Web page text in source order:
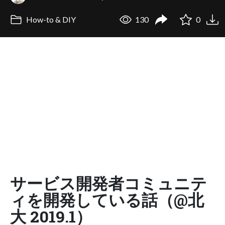
How-to & DIY 130 0
サービス開発者コミュニテ
ィを開発している話（@北
大 2019.1）